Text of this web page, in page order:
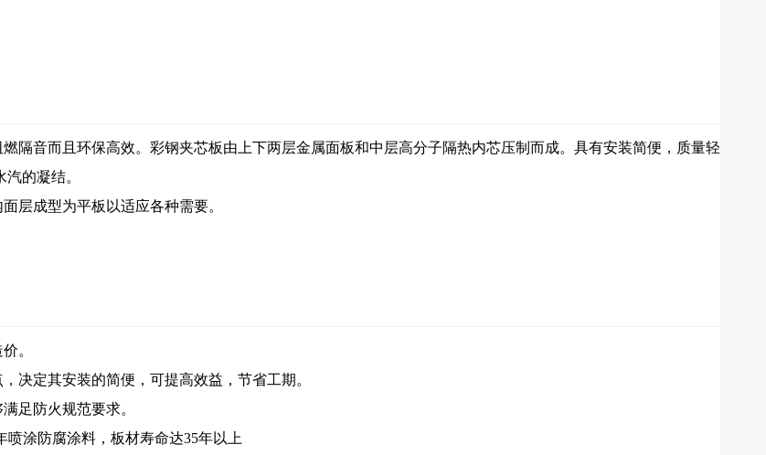
音而且环保高效。彩钢夹芯板由上下两层金属面板和中层高分子隔热内芯压制而成。具有安装简便，质量轻
的凝结。
成型为平板以适应各种需要。
。
定其安装的简便，可提高效益，节省工期。
足防火规范要求。
涂防腐涂料，板材寿命达35年以上